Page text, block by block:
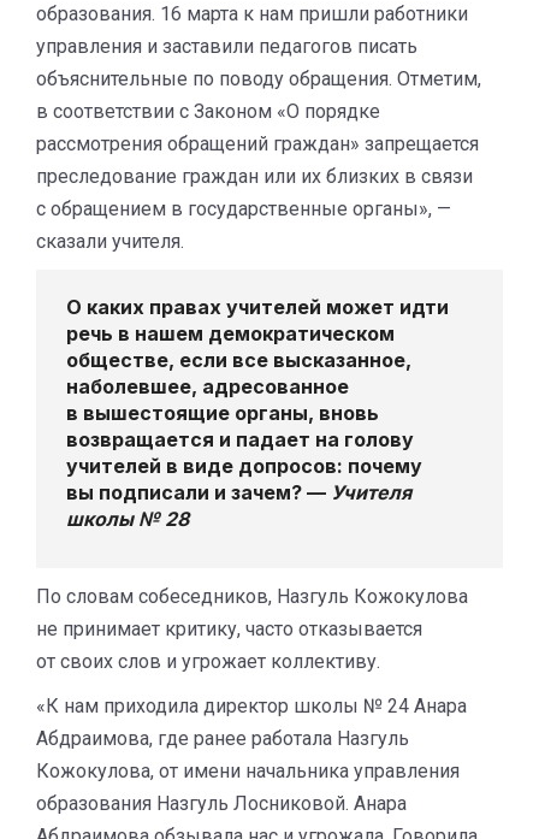
образования. 16 марта к нам пришли работники
управления и заставили педагогов писать
объяснительные по поводу обращения. Отметим,
в соответствии с Законом «О порядке
рассмотрения обращений граждан» запрещается
преследование граждан или их близких в связи
с обращением в государственные органы», —
сказали учителя.
О каких правах учителей может идти
речь в нашем демократическом
обществе, если все высказанное,
наболевшее, адресованное
в вышестоящие органы, вновь
возвращается и падает на голову
учителей в виде допросов: почему
вы подписали и зачем? — Учителя
школы № 28
По словам собеседников, Назгуль Кожокулова
не принимает критику, часто отказывается
от своих слов и угрожает коллективу.
«К нам приходила директор школы № 24 Анара
Абдраимова, где ранее работала Назгуль
Кожокулова, от имени начальника управления
образования Назгуль Лосниковой. Анара